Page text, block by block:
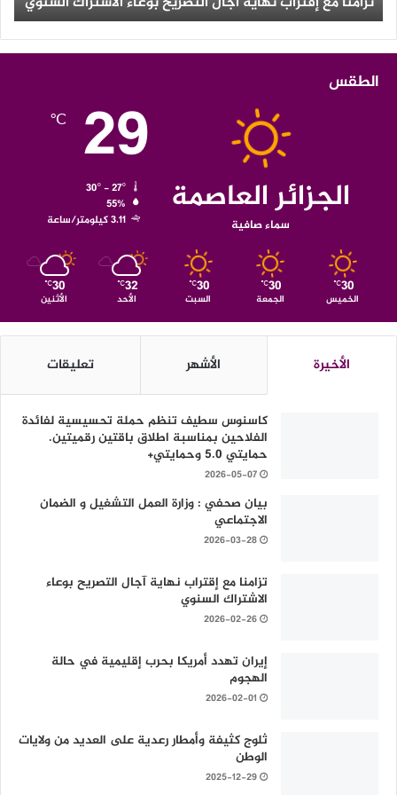
الطقس
الجزائر العاصمة
سماء صافية
29
℃
55%
3.11 كيلومتر/ساعة
30
℃
الخميس
30
℃
الجمعة
30
℃
السبت
32
℃
الأحد
30
℃
الأثنين
الأخيرة الأشهر تعليقات
كاسنوس سطيف تنظم حملة تحسيسية لفائدة
الفلاحين بمناسبة اطلاق باقتين رقميتين.
حمايتي 5.0 وحمايتي+
2026-05-07
بيان صحفي : وزارة العمل التشغيل و الضمان
الاجتماعي
2026-03-28
تزامنا مع إقتراب نهاية آجال التصريح بوعاء
الاشتراك السنوي
2026-02-26
إيران تهدد أمريكا بحرب إقليمية في حالة
الهجوم
2026-02-01
ثلوج كثيفة وأمطار رعدية على العديد من ولايات
الوطن
2025-12-29